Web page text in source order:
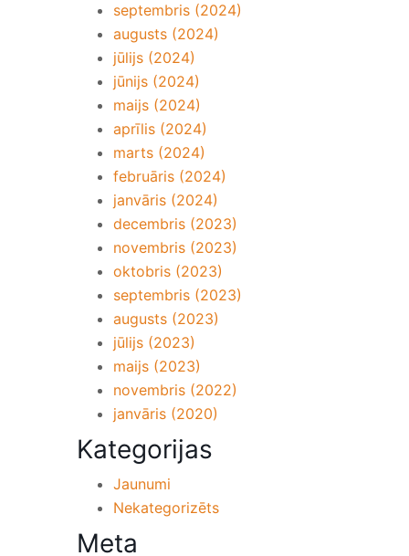
septembris (2024)
augusts (2024)
jūlijs (2024)
jūnijs (2024)
maijs (2024)
aprīlis (2024)
marts (2024)
februāris (2024)
janvāris (2024)
decembris (2023)
novembris (2023)
oktobris (2023)
septembris (2023)
augusts (2023)
jūlijs (2023)
maijs (2023)
novembris (2022)
janvāris (2020)
Kategorijas
Jaunumi
Nekategorizēts
Meta